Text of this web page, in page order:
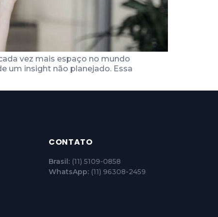
vez mais espaço no mundo
um insight não planejado. Essa
CONTATO
Brasil: (11) 5109-0858
WhatsApp: (11) 96308-2459